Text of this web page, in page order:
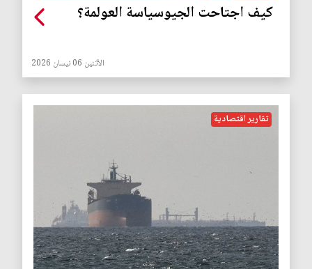
كيف اجتاحت الجيوسياسة العولمة؟
الأثنين 06 نيسان 2026
تقارير اقتصادية